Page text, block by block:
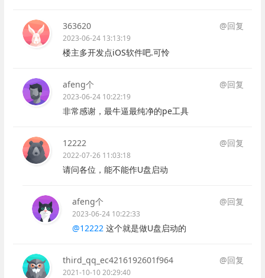
363620 @回复
2023-06-24 13:13:19
楼主多开发点iOS软件吧.可怜
afeng个 @回复
2023-06-24 10:22:19
非常感谢，最牛逼最纯净的pe工具
12222 @回复
2022-07-26 11:03:18
请问各位，能不能作U盘启动
afeng个 @回复
2023-06-24 10:22:33
@12222 这个就是做U盘启动的
third_qq_ec4216192601f964 @回复
2021-10-10 20:29:40